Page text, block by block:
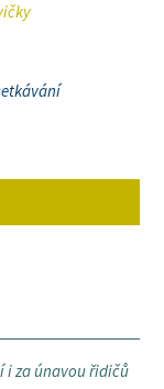
i za únavou řidičů